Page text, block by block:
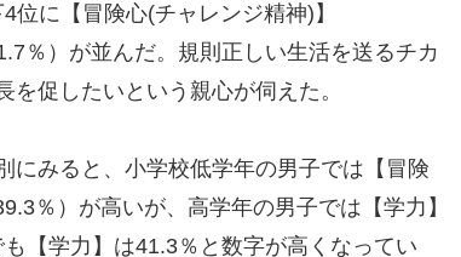
位に【冒険心(チャレンジ精神)】
％）が並んだ。規則正しい生活を送るチカ
促したいという親心が伺えた。
みると、小学校低学年の男子では【冒険
％）が高いが、高学年の男子では【学力】
【学力】は41.3％と数字が高くなってい